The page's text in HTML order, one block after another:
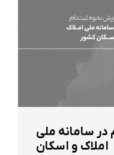
سامانه ملی
املاک و اسکان